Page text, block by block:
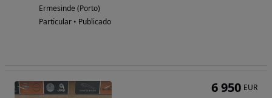
Ermesinde (Porto)
Particular • Publicado
6 950 EUR